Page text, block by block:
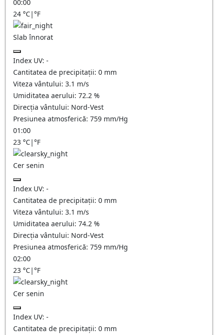
00:00
24 °C|°F
Slab înnorat
Index UV: -
Cantitatea de precipitații: 0 mm
Viteza vântului: 3.1 m/s
Umiditatea aerului: 72.2 %
Direcția vântului: Nord-Vest
Presiunea atmosferică: 759 mm/Hg
01:00
23 °C|°F
Cer senin
Index UV: -
Cantitatea de precipitații: 0 mm
Viteza vântului: 3.1 m/s
Umiditatea aerului: 74.2 %
Direcția vântului: Nord-Vest
Presiunea atmosferică: 759 mm/Hg
02:00
23 °C|°F
Cer senin
Index UV: -
Cantitatea de precipitații: 0 mm